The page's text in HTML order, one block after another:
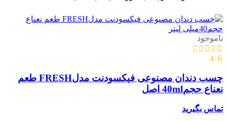
ناموجود
4.6
چسب دندان مصنوعی فیکسودنت مدلFRESH طعم
نعناع حجم40ml اصل
تماس بگیرید